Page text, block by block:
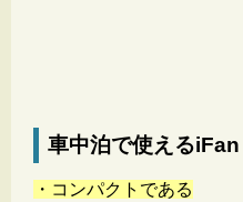
車中泊で使える
・コンパクトである